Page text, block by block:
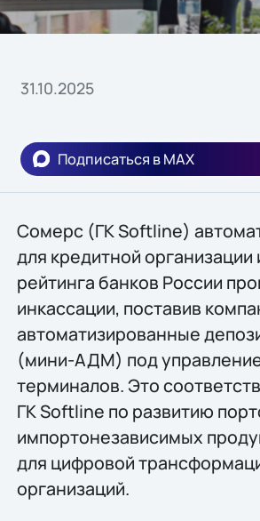
31.10.2025
Подписаться в MAX
Сомерс (ГК Softline)
для кредитной
рейтинга банков России
инкассации, поставив
автоматизированные
(мини-АДМ) под
терминалов. Это
ГК Softline по развитию
импортонезависимых
для цифровой
организаций.